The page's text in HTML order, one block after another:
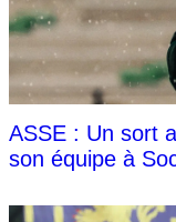
ASSE : Un sort
son équipe à